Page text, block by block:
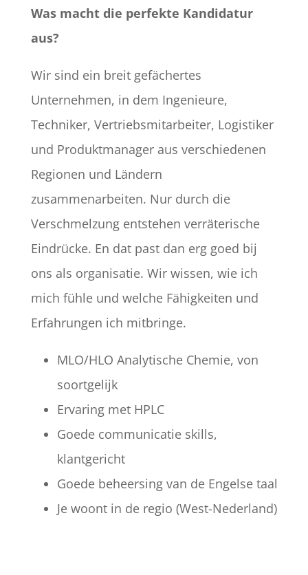
Was macht die perfekte Kandidatur
aus?
Wir sind ein breit gefächertes
Unternehmen, in dem Ingenieure,
Techniker, Vertriebsmitarbeiter, Logistiker
und Produktmanager aus verschiedenen
Regionen und Ländern
zusammenarbeiten. Nur durch die
Verschmelzung entstehen verräterische
Eindrücke. En dat past dan erg goed bij
ons als organisatie. Wir wissen, wie ich
mich fühle und welche Fähigkeiten und
Erfahrungen ich mitbringe.
MLO/HLO Analytische Chemie, von
soortgelijk
Ervaring met HPLC
Goede communicatie skills,
klantgericht
Goede beheersing van de Engelse taal
Je woont in de regio (West-Nederland)